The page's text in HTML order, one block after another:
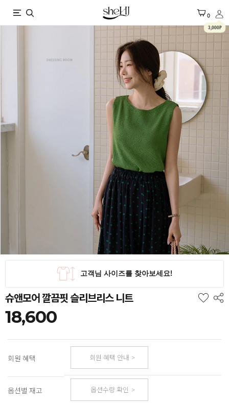
X 0
3,000P
슈앤모어 깔끔핏 슬리브리스 니트
18,600
회원 혜택 회원 혜택 안내
옵션별 재고 옵션수량 확인